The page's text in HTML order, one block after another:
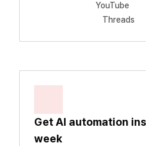
YouTube
Threads
Get AI automation
week